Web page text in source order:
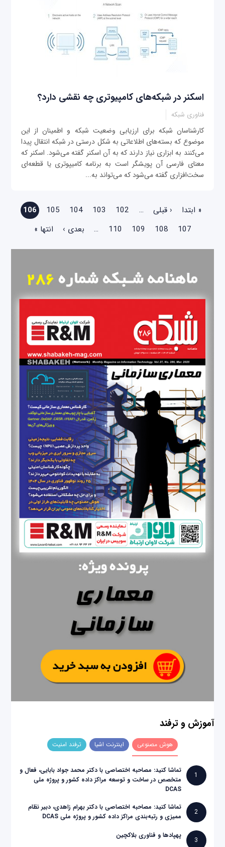
اسکنر در شبکه‌های کامپیوتری چه نقشی دارد؟
فناوری شبکه
کارشناسان شبکه برای ارزیابی وضعیت شبکه و اطمینان از این
موضوع که بسته‌های اطلاعاتی به شکل درستی در شبکه انتقال پیدا
می‌کنند به ابزاری نیاز دارند که به آن اسکنر گفته می‌شود. اسکنر که
معنای فارسی آن پویشگر است به برنامه‌ کامیپوتری یا قطعه‌ای
سخت‌افزاری گفته می‌شود که می‌تواند به...
صفحه‌ها
« ابتدا ‹ قبلی …
102
103
104
105
106
107
108
109
110
… بعدی › انتها »
آموزش و ترفند
هوش مصنوعی اینترنت اشیا ترفند امنیت
1
تماشا کنید: مصاحبه اختصاصی با دکتر محمد جواد بابایی، فعال و
متخصص در ساخت و توسعه مراکز داده کشور و پروژه ملی
DCAS
2
تماشا کنید: مصاحبه اختصاصی با دکتر بهرام زاهدی، دبیر نظام
ممیزی و رتبه‌بندی مراکز داده کشور و پروژه ملی DCAS
3
پهپادها و فناوری بلاکچین